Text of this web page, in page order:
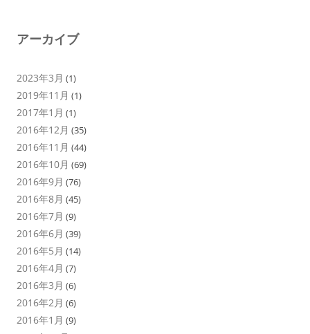
アーカイブ
2023年3月 (1)
2019年11月 (1)
2017年1月 (1)
2016年12月 (35)
2016年11月 (44)
2016年10月 (69)
2016年9月 (76)
2016年8月 (45)
2016年7月 (9)
2016年6月 (39)
2016年5月 (14)
2016年4月 (7)
2016年3月 (6)
2016年2月 (6)
2016年1月 (9)